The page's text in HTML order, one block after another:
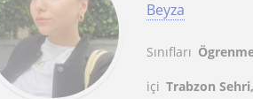
Beyza
Sınıfları
içi Trabzon